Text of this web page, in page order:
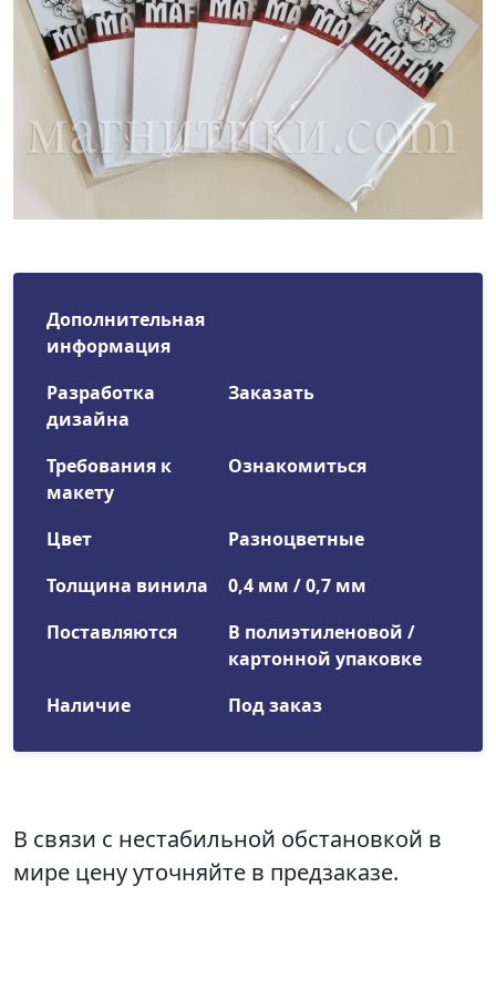
Дополнительная
информация
Разработка
дизайна
Заказать
Требования к
макету
Ознакомиться
Цвет
Разноцветные
Толщина винила
0,4 мм / 0,7 мм
Поставляются
В полиэтиленовой /
картонной упаковке
Наличие
Под заказ
В связи с нестабильной обстановкой в
мире цену уточняйте в предзаказе.